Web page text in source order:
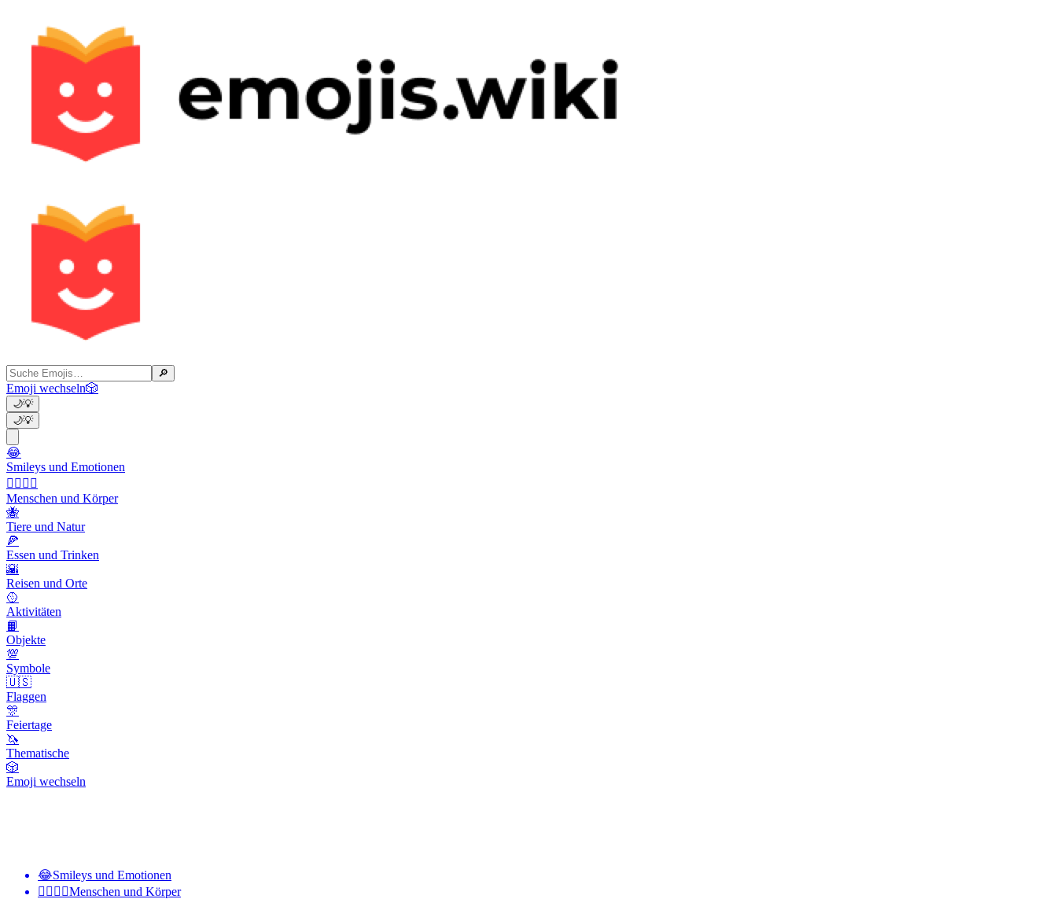
🔎
Emoji wechseln🎲
🌙💡
🌙💡
😂
Smileys und Emotionen
👩‍❤️‍💋‍👨
Menschen und Körper
🐝
Tiere und Natur
🍕
Essen und Trinken
🌇
Reisen und Orte
🥎
Aktivitäten
📙
Objekte
💯
Symbole
🇺🇸
Flaggen
🎊
Feiertage
🦄
Thematische
🎲
Emoji wechseln
😂Smileys und Emotionen
👩‍❤️‍💋‍👨Menschen und Körper